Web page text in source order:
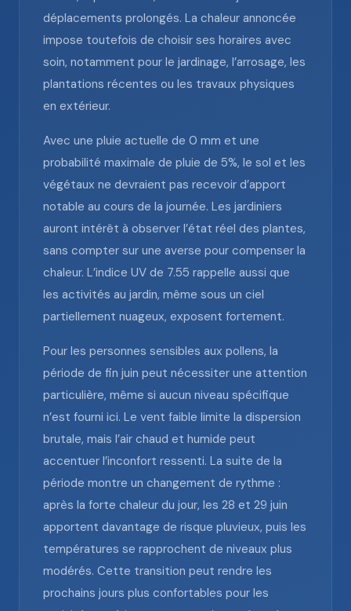
déplacements prolongés. La chaleur annoncée
impose toutefois de choisir ses horaires avec
soin, notamment pour le jardinage, l’arrosage, les
plantations récentes ou les travaux physiques
en extérieur.
Avec une pluie actuelle de 0 mm et une
probabilité maximale de pluie de 5%, le sol et les
végétaux ne devraient pas recevoir d’apport
notable au cours de la journée. Les jardiniers
auront intérêt à observer l’état réel des plantes,
sans compter sur une averse pour compenser la
chaleur. L’indice UV de 7.55 rappelle aussi que
les activités au jardin, même sous un ciel
partiellement nuageux, exposent fortement.
Pour les personnes sensibles aux pollens, la
période de fin juin peut nécessiter une attention
particulière, même si aucun niveau spécifique
n’est fourni ici. Le vent faible limite la dispersion
brutale, mais l’air chaud et humide peut
accentuer l’inconfort ressenti. La suite de la
période montre un changement de rythme :
après la forte chaleur du jour, les 28 et 29 juin
apportent davantage de risque pluvieux, puis les
températures se rapprochent de niveaux plus
modérés. Cette transition peut rendre les
prochains jours plus confortables pour les